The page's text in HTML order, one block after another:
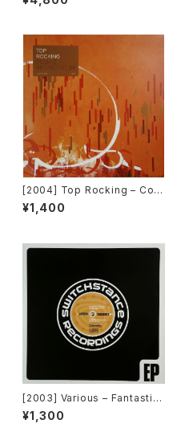
Masquerade [Kaleidiasco
[2004] Top Rocking – Cos
mic Broadcast_EP [Q-Tape
Records]
¥1,400
[2003] Various – Fantastic
Freeriding 2 EP 1 [Switchst
ance Recordings]
¥1,300